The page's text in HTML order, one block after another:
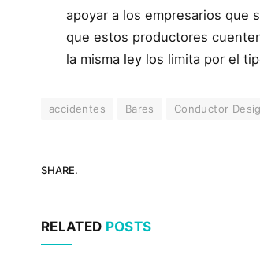
apoyar a los empresarios que
que estos productores
la misma ley los limita por el
accidentes Bares Conductor
SHARE.
RELATED POSTS